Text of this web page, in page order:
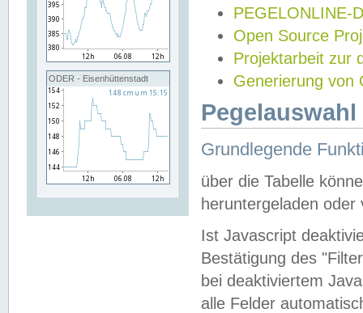
ODER - Eisenhüttenstadt
PEGELONLINE-
Open Source
Projektarbeit zur
Generierung von
Grundlegende
über die Tabelle
heruntergeladen oder
Ist Javascript
Bestätigung des
bei deaktiviertem
alle Felder